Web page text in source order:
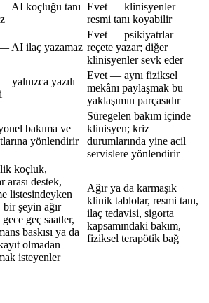
AI koçluğu tanı Evet — klinisyenler
resmi tanı koyabilir
AI ilaç yazamaz
Evet — psikiyatrlar
reçete yazar; diğer
klinisyenler sevk eder
yalnızca yazılı
Evet — aynı fiziksel
mekânı paylaşmak bu
yaklaşımın parçasıdır
bakıma ve
yönlendirir
Süregelen bakım içinde
klinisyen; kriz
durumlarında yine acil
servislere yönlendirir
koçluk,
arası destek,
listesindeyken
bir şeyin ağır
geç saatler,
baskısı ya da
olmadan
isteyenler
Ağır ya da karmaşık
klinik tablolar, resmi tanı,
ilaç tedavisi, sigorta
kapsamındaki bakım,
fiziksel terapötik bağ